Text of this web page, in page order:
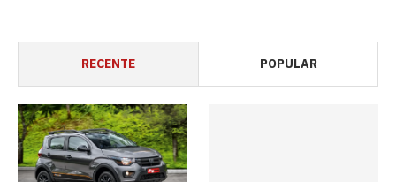
RECENTE POPULAR